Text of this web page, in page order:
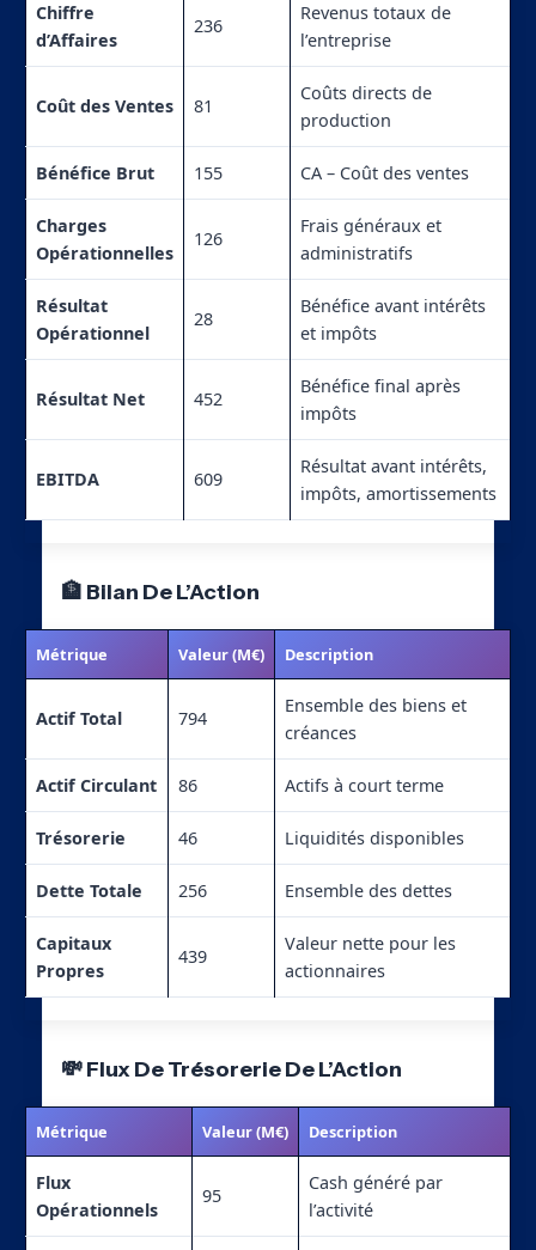
Chiffre
d’Affaires
236
Revenus totaux de
l’entreprise
Coût des Ventes 81
Coûts directs de
production
Bénéfice Brut 155 CA – Coût des ventes
Charges
Opérationnelles
126
Frais généraux et
administratifs
Résultat
Opérationnel
28
Bénéfice avant intérêts
et impôts
Résultat Net 452
Bénéfice final après
impôts
EBITDA 609
Résultat avant intérêts,
impôts, amortissements
🏦 Bilan De L’Action
Métrique Valeur (M€) Description
Actif Total 794
Ensemble des biens et
créances
Actif Circulant 86 Actifs à court terme
Trésorerie 46 Liquidités disponibles
Dette Totale 256 Ensemble des dettes
Capitaux
Propres
439
Valeur nette pour les
actionnaires
💸 Flux De Trésorerie De L’Action
Métrique Valeur (M€) Description
Flux
Opérationnels
95
Cash généré par
l’activité